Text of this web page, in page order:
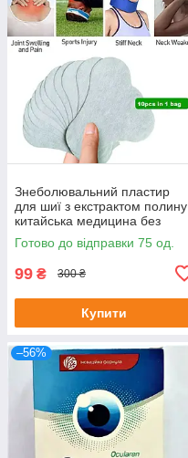
Знеболювальний пластир
для шиї з екстрактом полину
китайська медицина без
картонного паковання
Готово до відправки 75 од.
99 ₴ 300 ₴
Купити
–56%